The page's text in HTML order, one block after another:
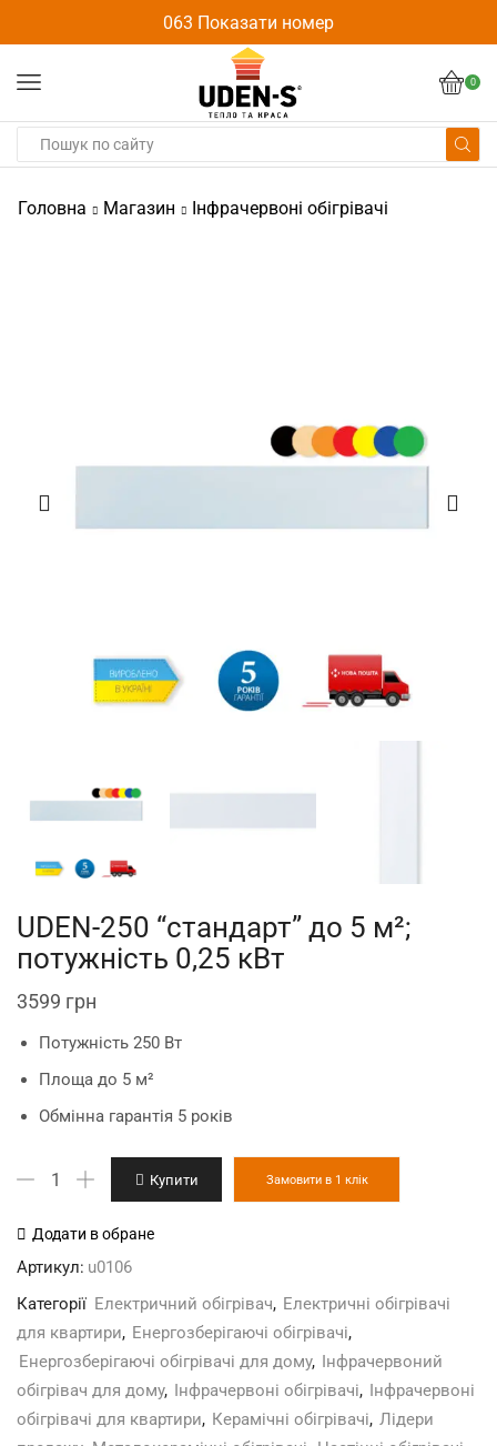
063 Показати номер
0
Головна Магазин Інфрачервоні обігрівачі
UDEN-250 “стандарт” до 5 м²;
потужність 0,25 кВт
3599 грн
Потужність 250 Вт
Площа до 5 м²
Обмінна гарантія 5 років
UDEN-
"стандарт"
до
потужність
0,25
кількість
Купити Замовити в 1 клік
Додати в обране
Артикул: u0106
Категорії Електричний обігрівач, Електричні обігрівачі
для квартири, Енергозберігаючі обігрівачі,
Енергозберігаючі обігрівачі для дому, Інфрачервоний
обігрівач для дому, Інфрачервоні обігрівачі, Інфрачервоні
обігрівачі для квартири, Керамічні обігрівачі, Лідери